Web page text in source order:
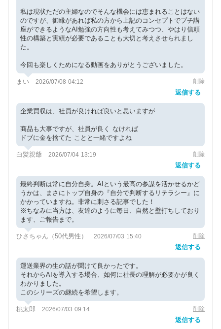
私は現状ただの主婦なのでそんな機会には恵まれることはない
のですが、御縁があれば私の方から上記のコンセプトでプチ講
座ができるようなAI勉強の方向性も考えてみつつ、やはり信頼
性の構築と実績が必要であることも大切と考えさせられまし
た。
今回も楽しくためになる動画をありがとうございました。
まい 2026/07/08 04:12 削除
返信する
企業買収は、社員が良ければ良いと思いますが
商品も大事ですが、社員が良く なければ
ドブに金を捨てた ことと一緒ですよね
白髪親爺 2026/07/04 13:19 削除
返信する
​最終判断は常に自分自身。AIという最高の参謀を活かせるかど
うかは、まさにトップ自身の『自分で判断するリテラシー』に
かかっていますね。非常に刺さる記事でした！
※ちなみに当方は、友達のように毎日、自然と壁打ちしており
ます、ご報告まで。
ひさちゃん（50代男性） 2026/07/03 15:40 削除
返信する
運送業界の生の話が聞けて良かったです。
それからAIを導入する場合、如何に社長の理解が必要かが良く
わかりました。
このシリーズの継続を希望します。
桃太郎 2026/07/03 09:14 削除
返信する